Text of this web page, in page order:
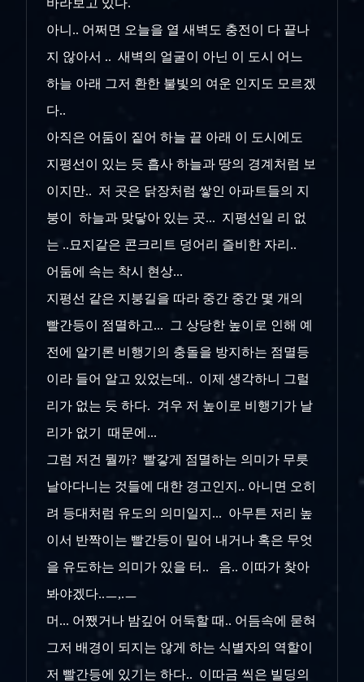
바라보고 있다.
아니.. 어쩌면 오늘을 열 새벽도 충전이 다 끝나
지 않아서 .. 새벽의 얼굴이 아닌 이 도시 어느
하늘 아래 그저 환한 불빛의 여운 인지도 모르겠
다..
아직은 어둠이 짙어 하늘 끝 아래 이 도시에도
지평선이 있는 듯 흡사 하늘과 땅의 경계처럼 보
이지만.. 저 곳은 닭장처럼 쌓인 아파트들의 지
붕이 하늘과 맞닿아 있는 곳... 지평선일 리 없
는 ..묘지같은 콘크리트 덩어리 즐비한 자리..
어둠에 속는 착시 현상...
지평선 같은 지붕길을 따라 중간 중간 몇 개의
빨간등이 점멸하고... 그 상당한 높이로 인해 예
전에 알기론 비행기의 충돌을 방지하는 점멸등
이라 들어 알고 있었는데.. 이제 생각하니 그럴
리가 없는 듯 하다. 겨우 저 높이로 비행기가 날
리가 없기 때문에...
그럼 저건 뭘까? 빨갛게 점멸하는 의미가 무릇
날아다니는 것들에 대한 경고인지.. 아니면 오히
려 등대처럼 유도의 의미일지... 아무튼 저리 높
이서 반짝이는 빨간등이 밀어 내거나 혹은 무엇
을 유도하는 의미가 있을 터.. 음.. 이따가 찾아
봐야겠다..ㅡ,.ㅡ
머... 어쨌거나 밤깊어 어둑할 때.. 어듬속에 묻혀
그저 배경이 되지는 않게 하는 식별자의 역할이
저 빨간등에 있기는 하다.. 이따금 씩은 빌딩의